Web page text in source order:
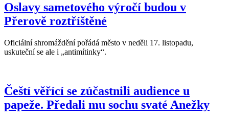
Oslavy sametového výročí budou v
Přerově roztříštěné
Oficiální shromáždění pořádá město v neděli 17. listopadu,
uskuteční se ale i „antimítinky“.
Čeští věřící se zúčastnili audience u
papeže. Předali mu sochu svaté Anežky